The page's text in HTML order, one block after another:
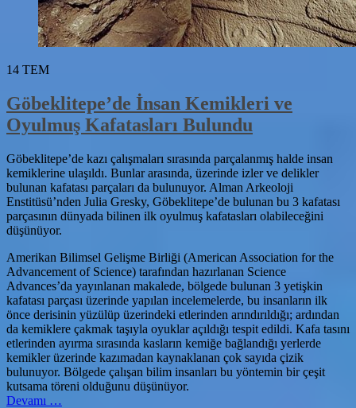
14 TEM
Göbeklitepe’de İnsan Kemikleri ve
Oyulmuş Kafatasları Bulundu
Göbeklitepe’de kazı çalışmaları sırasında parçalanmış halde insan
kemiklerine ulaşıldı. Bunlar arasında, üzerinde izler ve delikler
bulunan kafatası parçaları da bulunuyor. Alman Arkeoloji
Enstitüsü’nden Julia Gresky, Göbeklitepe’de bulunan bu 3 kafatası
parçasının dünyada bilinen ilk oyulmuş kafatasları olabileceğini
düşünüyor.
Amerikan Bilimsel Gelişme Birliği (American Association for the
Advancement of Science) tarafından hazırlanan Science
Advances’da yayınlanan makalede, bölgede bulunan 3 yetişkin
kafatası parçası üzerinde yapılan incelemelerde, bu insanların ilk
önce derisinin yüzülüp üzerindeki etlerinden arındırıldığı; ardından
da kemiklere çakmak taşıyla oyuklar açıldığı tespit edildi. Kafa tasını
etlerinden ayırma sırasında kasların kemiğe bağlandığı yerlerde
kemikler üzerinde kazımadan kaynaklanan çok sayıda çizik
bulunuyor. Bölgede çalışan bilim insanları bu yöntemin bir çeşit
kutsama töreni olduğunu düşünüyor.
Devamı …